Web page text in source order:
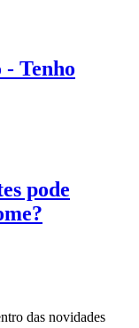
Tenho
pode
das novidades